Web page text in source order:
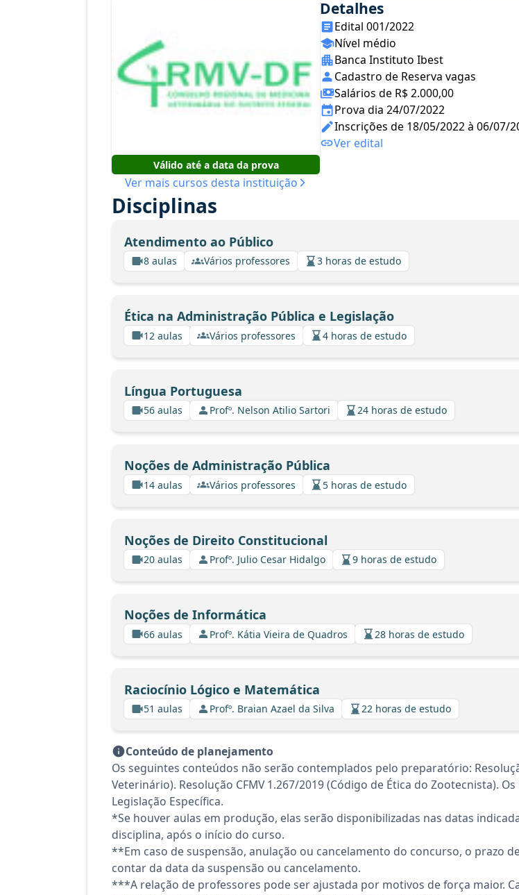
Válido até a data da prova
Ver mais cursos desta instituição
Detalhes
Edital 001/2022
Nível médio
Banca Instituto Ibest
Cadastro de Reserva vagas
Salários de R$ 2.000,00
Prova dia 24/07/2022
Inscrições de 18/05/2022 à 06/07/
Ver edital
Disciplinas
Atendimento ao Público
8 aulas Vários professores 3 horas de estudo
Ética na Administração Pública e Legislação
12 aulas Vários professores 4 horas de estudo
Língua Portuguesa
56 aulas Profº. Nelson Atilio Sartori 24 horas de estudo
Noções de Administração Pública
14 aulas Vários professores 5 horas de estudo
Noções de Direito Constitucional
20 aulas Profº. Julio Cesar Hidalgo 9 horas de estudo
Noções de Informática
66 aulas Profº. Kátia Vieira de Quadros 28 horas de estudo
Raciocínio Lógico e Matemática
51 aulas Profº. Braian Azael da Silva 22 horas de estudo
Conteúdo de planejamento
Os seguintes conteúdos não serão contemplados pelo preparatório:
Veterinário). Resolução CFMV 1.267/2019 (Código de Ética do Zootecnista).
Legislação Específica.
*Se houver aulas em produção, elas serão disponibilizadas nas datas
disciplina, após o início do curso.
**Em caso de suspensão, anulação ou cancelamento do concurso, o prazo
contar da data da suspensão ou cancelamento.
***A relação de professores pode ser ajustada por motivos de força maior.